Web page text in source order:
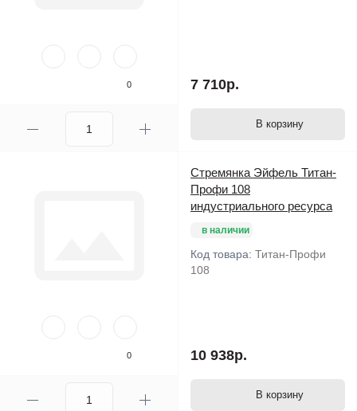
0 7 710р.
В корзину
0
Стремянка Эйфель Титан-
Профи 108
индустриального ресурса
в наличии
Код товара: Титан-Профи
108
10 938р.
В корзину